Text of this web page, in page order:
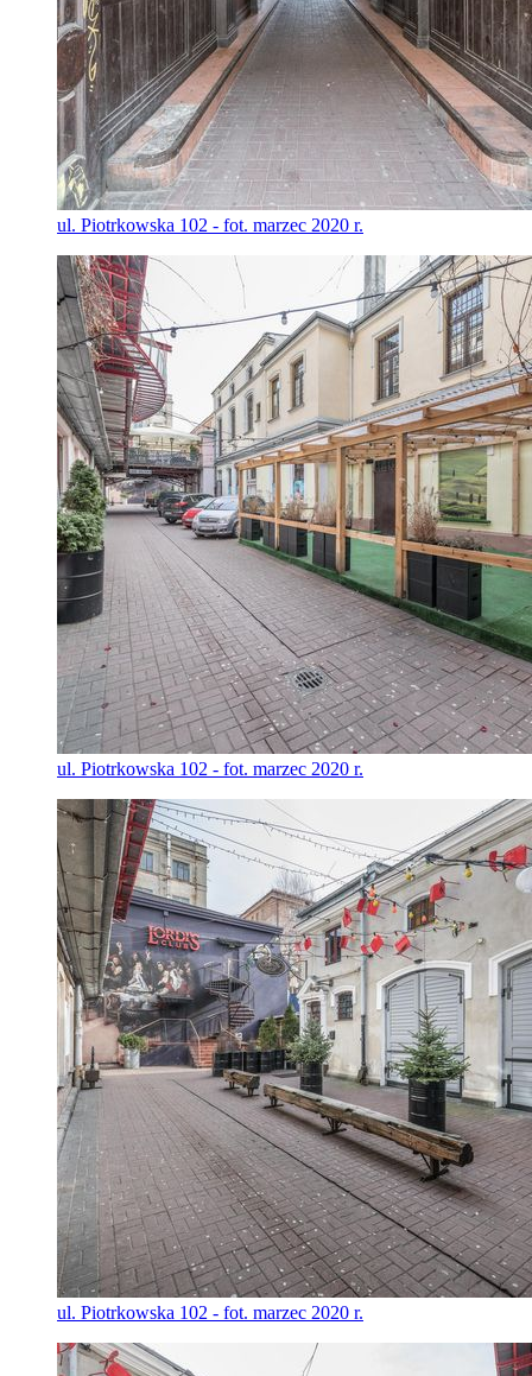
ul. Piotrkowska 102 - fot. marzec 2020 r.
ul. Piotrkowska 102 - fot. marzec 2020 r.
ul. Piotrkowska 102 - fot. marzec 2020 r.